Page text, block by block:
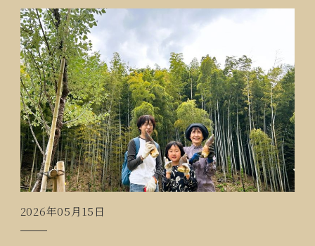
2026年05月15日